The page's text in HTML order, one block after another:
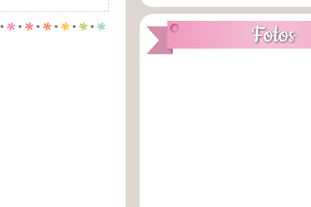
. p . p . p . p . p . p
Fotos